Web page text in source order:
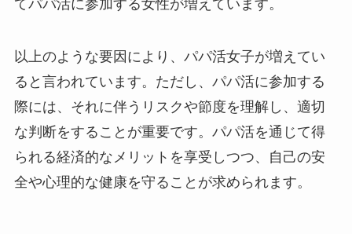
てパパ活に参加する女性が増えています。
以上のような要因により、パパ活女子が増えてい
ると言われています。ただし、パパ活に参加する
際には、それに伴うリスクや節度を理解し、適切
な判断をすることが重要です。パパ活を通じて得
られる経済的なメリットを享受しつつ、自己の安
全や心理的な健康を守ることが求められます。